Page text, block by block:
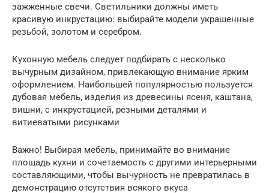
зажженные свечи. Светильники должны иметь
красивую инкрустацию: выбирайте модели украшенные
резьбой, золотом и серебром.
Кухонную мебель следует подбирать с несколько
вычурным дизайном, привлекающую внимание ярким
оформлением. Наибольшей популярностью пользуется
дубовая мебель, изделия из древесины ясеня, каштана,
вишни, с инкрустацией, резными деталями и
витиеватыми рисунками
Важно! Выбирая мебель, принимайте во внимание
площадь кухни и сочетаемость с другими интерьерными
составляющими, чтобы вычурность не превратилась в
демонстрацию отсутствия всякого вкуса